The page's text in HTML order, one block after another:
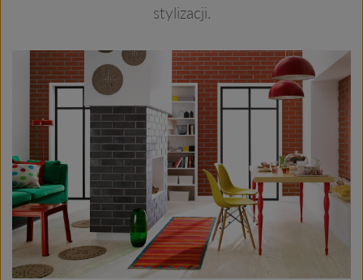
stylizacji.